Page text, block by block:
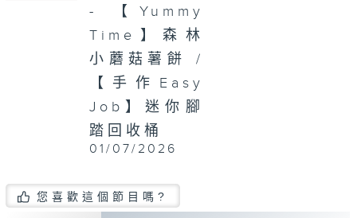
- 【Yummy
Time】森林
小蘑菇薯餅 /
【手作Easy
Job】迷你腳
踏回收桶
01/07/2026
您喜歡這個節目嗎?